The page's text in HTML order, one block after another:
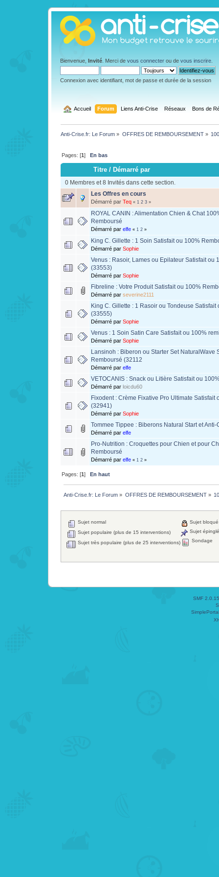
Bienvenue, Invité . Merci de vous connecter ou de vous inscrire
Connexion avec identifiant, mot de passe et durée de la session
Accueil Forum Liens Anti-Crise Réseaux Bons de
Anti-Crise.fr: Le Forum » OFFRES DE REMBOURSEMENT»
Pages: [1]En bas
Titre /Démarré par
0 Membres et 8 Invités dans cette section.
Les Offres en cours
Démarré par Teq « 1 2 3 »
ROYAL CANIN : Alimentation Chien & Chat
Remboursé
Démarré par elfe « 1 2 »
King C. Gillette : 1 Soin Satisfait ou 100%
Démarré par Sophie
Venus : Rasoir, Lames ou Epilateur Satisfait ou
(33553)
Démarré par Sophie
Fibreline : Votre Produit Satisfait ou 100%
Démarré par severine2111
King C. Gillette : 1 Rasoir ou Tondeuse
(33555)
Démarré par Sophie
Venus : 1 Soin Satin Care Satisfait ou 100%
Démarré par Sophie
Lansinoh : Biberon ou Starter Set NaturalWave
Remboursé (32112
Démarré par elfe
VETOCANIS : Snack ou Litière Satisfait ou
Démarré par loicdu60
Fixodent : Crème Fixative Pro Ultimate Satisfait
(32941)
Démarré par Sophie
Tommee Tippee : Biberons Natural Start et
Démarré par elfe
Pro-Nutrition : Croquettes pour Chien et pour
Remboursé
Démarré par elfe « 1 2 »
Pages: [1]En haut
Anti-Crise.fr: Le Forum » OFFRES DE REMBOURSEMENT»
Sujet normal
Sujet populaire (plus de 15 interventions)
Sujet très populaire (plus de 25 interventions)
Sujet bloqué
Sujet
Sondage
SMF 2.0.15